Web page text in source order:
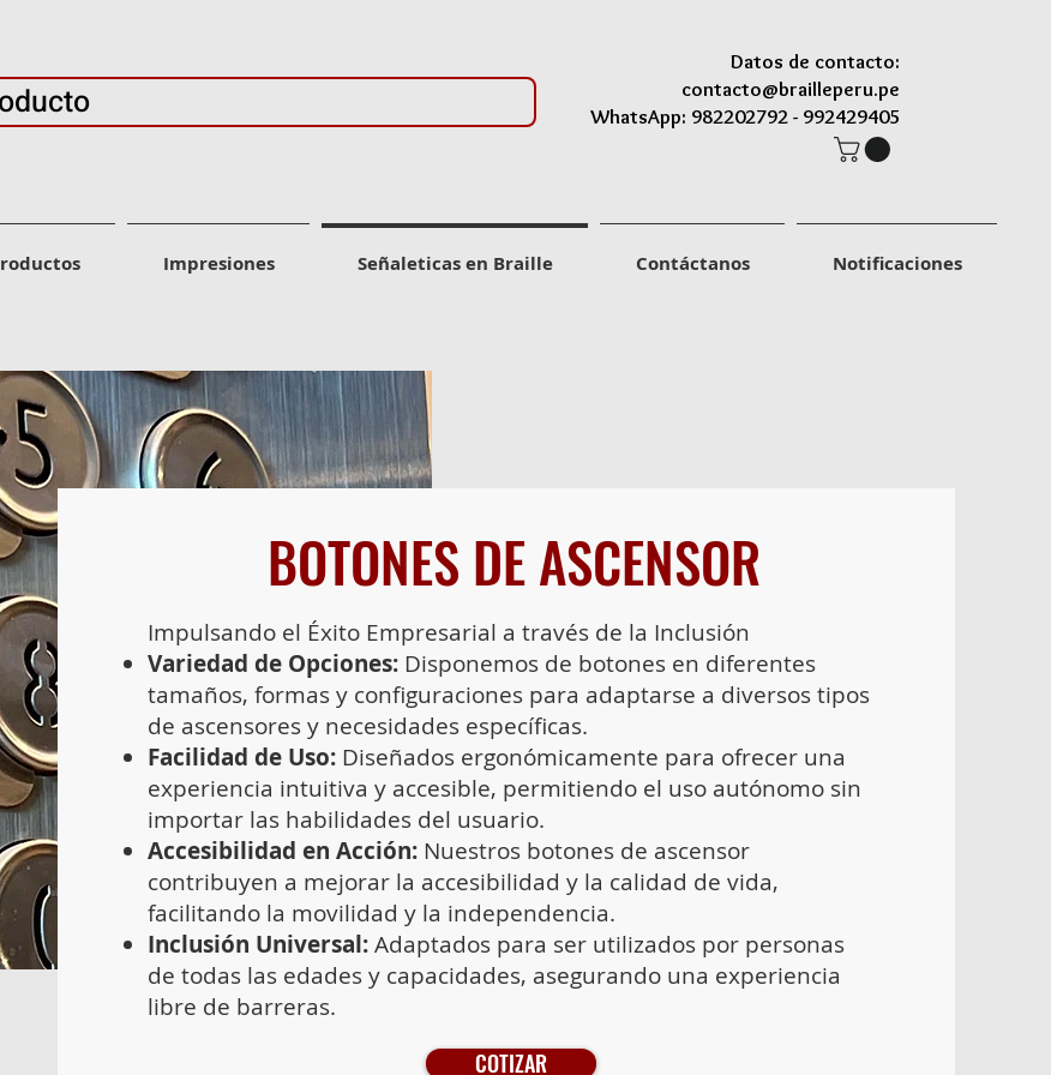
Datos de contacto:
contacto@brailleperu.pe
WhatsApp: 982202792 - 992429405
Impresiones Señaleticas en Braille Contáctanos Notificaciones
BOTONES DE ASCENSOR
Impulsando el Éxito Empresarial a través de la Inclusión​
Variedad de Opciones:Disponemos de botones en diferentes
tamaños, formas y configuraciones para adaptarse a diversos tipos
de ascensores y necesidades específicas.
Facilidad de Uso: Diseñados ergonómicamente para ofrecer una
experiencia intuitiva y accesible, permitiendo el uso autónomo sin
importar las habilidades del usuario.
Accesibilidad en Acción: Nuestros botones de ascensor
contribuyen a mejorar la accesibilidad y la calidad de vida,
facilitando la movilidad y la independencia.
Inclusión Universal:Adaptados para ser utilizados por personas
de todas las edades y capacidades, asegurando una experiencia
libre de barreras.
COTIZAR